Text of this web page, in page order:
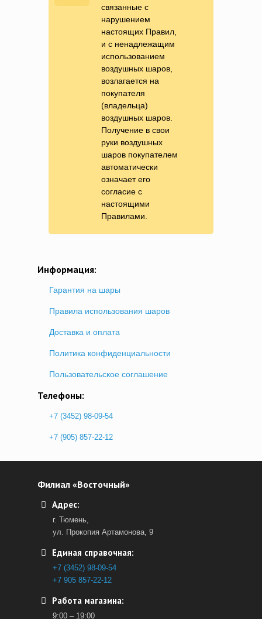
связанные с
нарушением
настоящих Правил,
и с ненадлежащим
использованием
воздушных шаров,
возлагается на
покупателя
(владельца)
воздушных шаров.
Получение в свои
руки воздушных
шаров покупателем
автоматически
означает его
согласие с
настоящими
Правилами.
Информация:
Гарантия на шары
Правила использования шаров
Доставка и оплата
Политика конфиденциальности
Пользовательское соглашение
Телефоны:
+7 (3452) 98-09-54
+7 (905) 857-22-12
Филиал «Восточный»
Адрес:
г. Тюмень,
ул. Прокопия Артамонова, 9
Единая справочная:
+7 (3452) 98-09-54
+7 905 857-22-12
Работа магазина:
9:00 – 19:00